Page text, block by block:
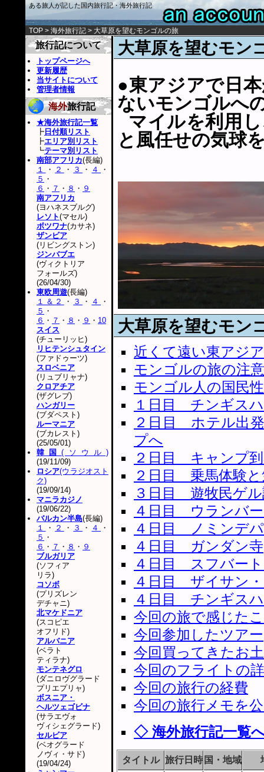
ある旅人が記した国内旅行記・海外旅行記
TOP > 海外旅行記 > 大草原を望むモンゴルの旅
大草原を望むモン
●東アジアで日
ないモンゴルへ
マイルを利用
と風任せの気球
大草原を望むモ
近くて遠い東アジ
モンゴルの旅の注
モンゴル人の国民性
１日目 チンギス
２日目 ホテル出
プへ
２日目 キャンプ
２日目 乗馬体験と
３日目 遊牧民ゲ
４日目 ウランバー
４日目 ノミンデ
４日目 ガンダン寺
４日目 スフバー
４日目 ザイサン
４日目 チンギス
今回の旅で感じた
今回参加したツアー
今回買ってきたお
今回のフライトの
今回の旅行の経費
今回の旅行メモを
◇ 海外旅行記一覧
タイトル 旅行日時 国・地域
旅行記について
トップページへ
更新履歴
当サイトについて
管理者情報
海外旅行記
★海外旅行記一覧
┣ 日付順リスト
┣エリア別リスト
┗テーマ別リスト
南部アフリカ(長編)
１
・ ２ ・ ３ ・ ４
・
５ ・
６ ・ ７ ・ ８ ・ ９
南アフリカ
(ヨハネスブルグ)
レソト(マセル)
ボツワナ(カサネ)
ザンビア
(リビングストン)
ジンバブエ
(ヴィクトリア
フォールズ)
(26/04/30)
東欧周遊(長編)
１＆２
・ ３ ・ ４
・
５ ・
６ ・ ７ ・ ８ ・ ９ ・ 10
スイス
(チューリッヒ)
リヒテンシュタイン
(ファドゥーツ)
スロベニア
(リュブリャナ)
クロアチア
(ザグレブ)
ハンガリー
(ブダペスト)
ルーマニア
(ブカレスト)
(25/05/01)
韓国(ソウル)
(19/11/09)
ロシア(ウラジオスト
ク)
(19/09/14)
マニラカジノ
(19/06/22)
バルカン半島(長編)
１
・ ２ ・ ３ ・ ４
・
５ ・
６ ・ ７ ・ ８ ・ ９
ブルガリア
(ソフィア
リラ)
コソボ
(プリズレン
デチャニ)
北マケドニア
(スコピエ
オフリド)
アルバニア
(ベラト
ティラナ)
モンテネグロ
(ダニロヴグラード
プリエプリャ)
ボスニア・
ヘルツェゴビナ
(サラエヴォ
ヴィシェグラード)
セルビア
(ベオグラード
ノヴィ・サド)
(19/04/24)